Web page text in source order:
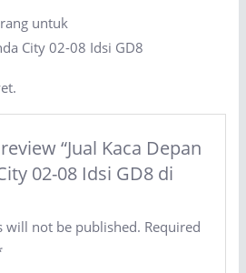
untuk
City 02-08 Idsi GD8
“Jual Kaca Depan
02-08 Idsi GD8 di
will not be published. Required